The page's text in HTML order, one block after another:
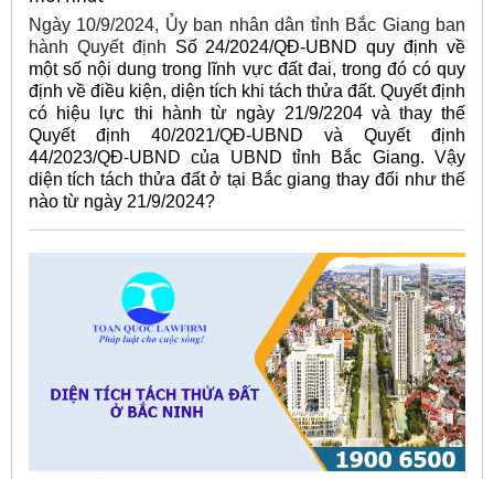
Ngày 10/9/2024, Ủy ban nhân dân tỉnh Bắc Giang ban
hành Quyết định Số 24/2024/QĐ-UBND quy định về
một số nội dung trong lĩnh vực đất đai, trong đó có quy
định về điều kiện, diện tích khi tách thửa đất. Quyết định
có hiệu lực thi hành từ ngày 21/9/2204 và thay thế
Quyết định 40/2021/QĐ-UBND và Quyết định
44/2023/QĐ-UBND của UBND tỉnh Bắc Giang. Vậy
diện tích tách thửa đất ở tại Bắc giang thay đổi như thế
nào từ ngày 21/9/2024?